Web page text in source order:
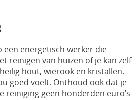
een energetisch werker die
reinigen van huizen of je kan zelf
hout, wierook en kristallen.
goed voelt. Onthoud ook dat je
reiniging geen honderden euro’s